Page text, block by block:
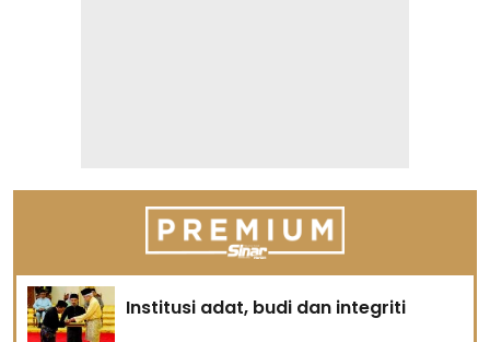
Institusi adat, budi dan integriti